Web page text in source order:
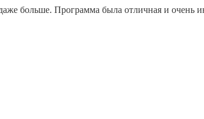
больше. Программа была отличная и очень